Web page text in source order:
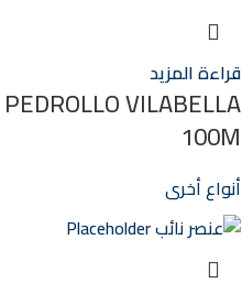
قراءة المزيد
PEDROLLO VILABELLA
100M
أنواع أخرى